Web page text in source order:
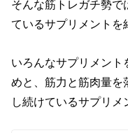
そんな筋トレガチ勢で
ているサプリメントを
いろんなサプリメント
めと、筋力と筋肉量を
し続けているサプリメ